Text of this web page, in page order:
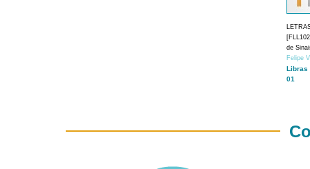
de
Felipe
Libras
01